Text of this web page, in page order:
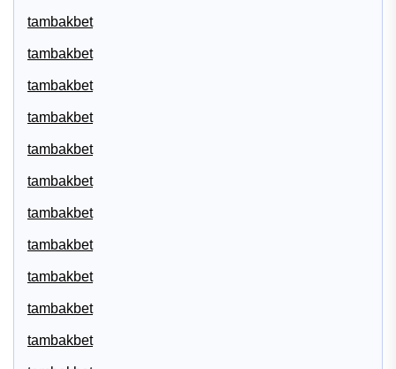
tambakbet
tambakbet
tambakbet
tambakbet
tambakbet
tambakbet
tambakbet
tambakbet
tambakbet
tambakbet
tambakbet